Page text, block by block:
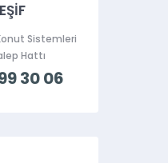
Sistemleri
Hattı
30 06